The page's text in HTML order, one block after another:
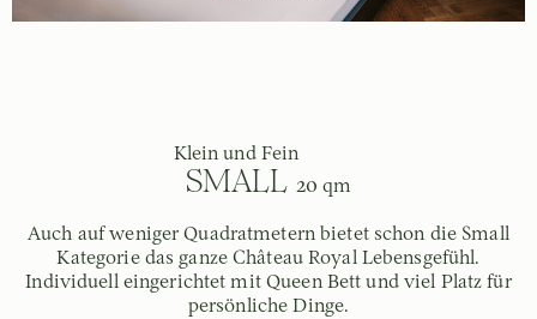
Klein und Fein
SMALL 20 qm
Auch auf weniger Quadratmetern bietet schon die Small
Kategorie das ganze Château Royal Lebensgefühl.
Individuell eingerichtet mit Queen Bett und viel Platz für
persönliche Dinge.